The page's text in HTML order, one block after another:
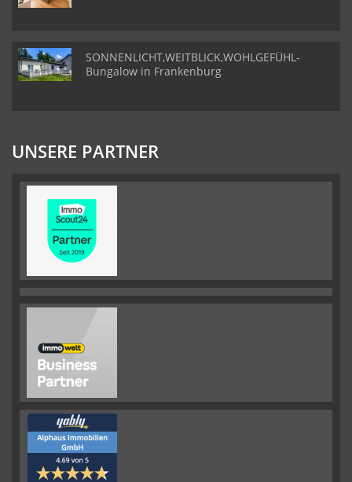
SONNENLICHT,WEITBLICK,WOHLGEFÜHL-
Bungalow in Frankenburg
UNSERE PARTNER